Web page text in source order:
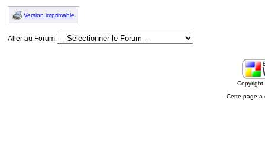
Version imprimable
Aller au Forum
Cette page a